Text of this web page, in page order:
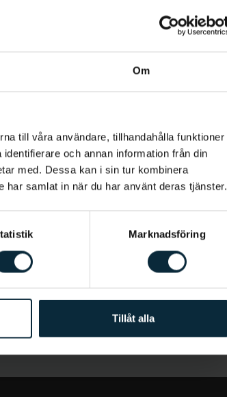
Om
till våra användare, tillhandahålla funktioner
och annan information från din
med. Dessa kan i sin tur kombinera
har samlat in när du har använt deras tjänster.
Marknadsföring
Tillåt alla